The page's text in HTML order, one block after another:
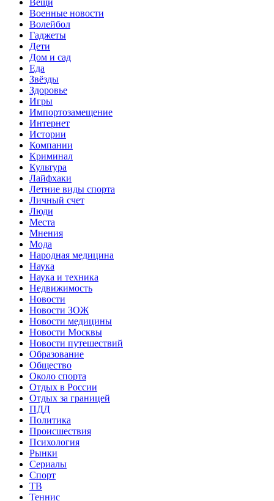
Военные новости
Волейбол
Гаджеты
Дети
Дом и сад
Еда
Звёзды
Здоровье
Игры
Импортозамещение
Интернет
Истории
Компании
Криминал
Культура
Лайфхаки
Летние виды спорта
Личный счет
Люди
Места
Мнения
Мода
Народная медицина
Наука
Наука и техника
Недвижимость
Новости
Новости ЗОЖ
Новости медицины
Новости Москвы
Новости путешествий
Образование
Общество
Около спорта
Отдых в России
Отдых за границей
ПДД
Политика
Происшествия
Психология
Рынки
Сериалы
Спорт
ТВ
Теннис